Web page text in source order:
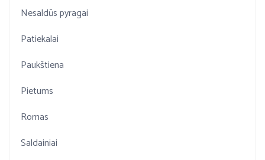
Nesaldūs pyragai
Patiekalai
Paukštiena
Pietums
Romas
Saldainiai